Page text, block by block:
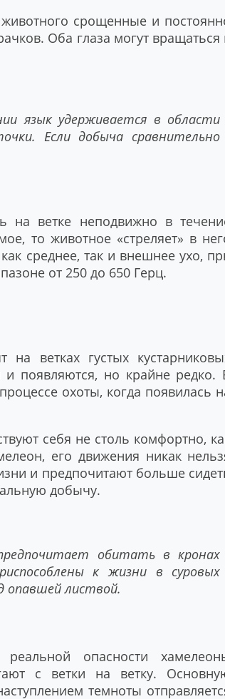
срощенные и
Оба глаза могут вращаться
язык удерживается в области
Если добыча сравнительно
на ветке неподвижно в
то животное «стреляет» в
среднее, так и внешнее ухо,
от 250 до 650 Герц.
ветках густых
и появляются, но крайне редко.
охоты, когда появилась
себя не столь комфортно,
его движения никак
и предпочитают больше
добычу.
обитать в кронах
к жизни в суровых
опавшей листвой.
опасности
с ветки на ветку.
темноты